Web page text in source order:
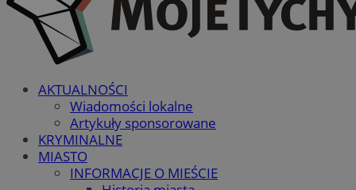
AKTUALNOŚCI
Wiadomości lokalne
Artykuły sponsorowane
KRYMINALNE
MIASTO
INFORMACJE O MIEŚCIE